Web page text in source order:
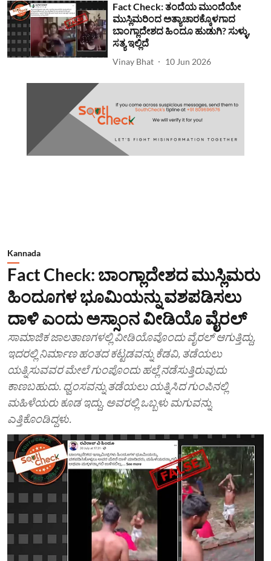
Fact Check: ತಂದೆಯ ಮುಂದೆಯೇ
ಮುಸ್ಲಿಮರಿಂದ ಅತ್ಯಾಚಾರಕ್ಕೊಳಗಾದ
ಬಾಂಗ್ಲಾದೇಶದ ಹಿಂದೂ ಹುಡುಗಿ? ಸುಳ್ಳು,
ಸತ್ಯ ಇಲ್ಲಿದೆ
Vinay Bhat 10 Jun 2026
Kannada
Fact Check: ಬಾಂಗ್ಲಾದೇಶದ ಮುಸ್ಲಿಮರು
ಹಿಂದೂಗಳ ಭೂಮಿಯನ್ನು ವಶಪಡಿಸಲು
ದಾಳಿ ಎಂದು ಅಸ್ಸಾಂನ ವೀಡಿಯೊ ವೈರಲ್
ಸಾಮಾಜಿಕ ಜಾಲತಾಣಗಳಲ್ಲಿ ವೀಡಿಯೊವೊಂದು ವೈರಲ್ ಆಗುತ್ತಿದ್ದು,
ಇದರಲ್ಲಿ ನಿರ್ಮಾಣ ಹಂತದ ಕಟ್ಟಡವನ್ನು ಕೆಡವಿ, ತಡೆಯಲು
ಯತ್ನಿಸುವವರ ಮೇಲೆ ಗುಂಪೊಂದು ಹಲ್ಲೆ ನಡೆಸುತ್ತಿರುವುದು
ಕಾಣಬಹುದು. ಧ್ವಂಸವನ್ನು ತಡೆಯಲು ಯತ್ನಿಸಿದ ಗುಂಪಿನಲ್ಲಿ
ಮಹಿಳೆಯರು ಕೂಡ ಇದ್ದು, ಅವರಲ್ಲಿ ಒಬ್ಬಳು ಮಗುವನ್ನು
ಎತ್ತಿಕೊಂಡಿದ್ದಳು.